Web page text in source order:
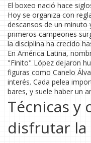
El boxeo nació hace
Hoy se organiza con
descansos de un minuto
primeros campeones
la disciplina ha crecido
En América Latina,
"Finito" López dejaron
figuras como Canelo
interés. Cada pelea
bares, y suele haber un
Técnicas y
disfrutar la